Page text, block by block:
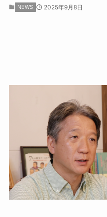
NEWS 2025年9月8日